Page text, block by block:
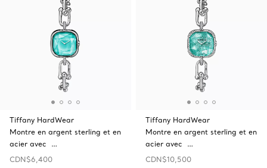
Tiffany HardWear
Montre en argent sterling et en
acier avec …
CDN$6,400
Tiffany HardWear
Montre en argent sterling et en
acier avec …
CDN$10,500